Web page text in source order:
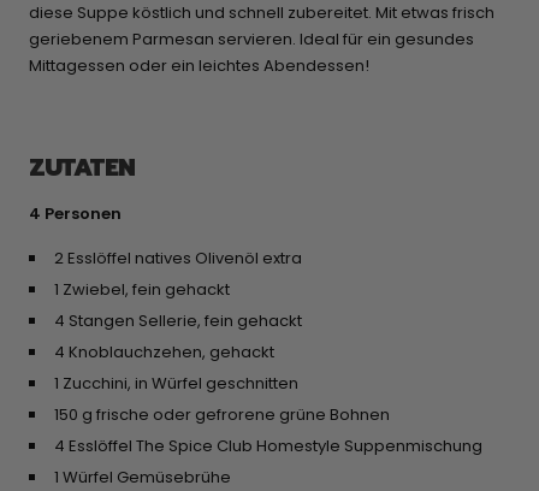
diese Suppe köstlich und schnell zubereitet. Mit etwas frisch
geriebenem Parmesan servieren. Ideal für ein gesundes
Mittagessen oder ein leichtes Abendessen!
ZUTATEN
4 Personen
2 Esslöffel natives Olivenöl extra
1 Zwiebel, fein gehackt
4 Stangen Sellerie, fein gehackt
4 Knoblauchzehen, gehackt
1 Zucchini, in Würfel geschnitten
150 g frische oder gefrorene grüne Bohnen
4 Esslöffel The Spice Club Homestyle Suppenmischung
1 Würfel Gemüsebrühe